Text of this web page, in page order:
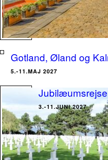
Gotland, Øland og
5.-11.MAJ 2027
3.-11.JUNI 2027